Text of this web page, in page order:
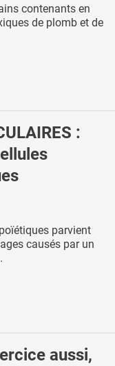
contenants en
de plomb et de
:
parvient
causés par un
aussi,